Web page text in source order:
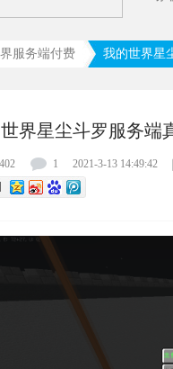
服务端付费 我的世界星
界星尘斗罗服务端
1 2021-3-13 14:49:42